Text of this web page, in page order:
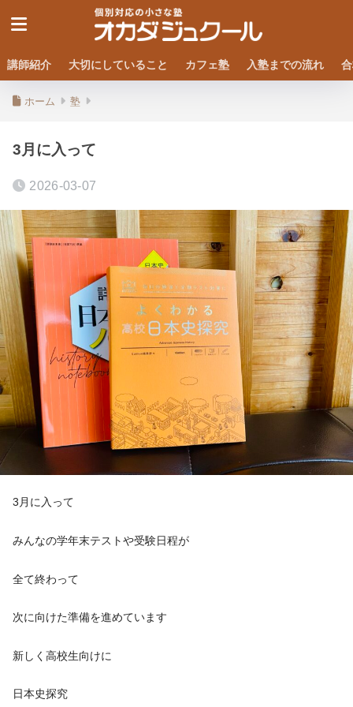
講師紹介 大切にしていること カフェ塾 入塾までの流れ
ホーム 塾
3月に入って
2026-03-07
3月に入って
みんなの学年末テストや受験日程が
全て終わって
次に向けた準備を進めています
新しく高校生向けに
日本史探究